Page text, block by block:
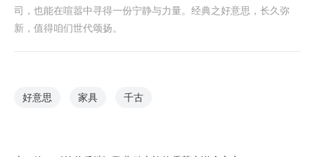
司，也能在喧嚣中寻得一份宁静与力量。经典之好意思，长久弥
新，值得咱们世代颂扬。
好意思 家具 千古